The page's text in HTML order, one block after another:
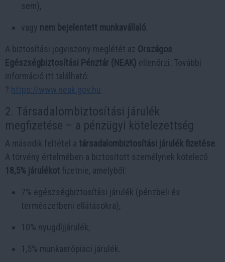
sem),
vagy nem bejelentett munkavállaló
A biztosítási jogviszony meglétét az Országos
Egészségbiztosítási Pénztár (NEAK) ellenőrzi. További
információ itt található:
? https://www.neak.gov.hu
2. Társadalombiztosítási járulék
megfizetése – a pénzügyi kötelezettség
A második feltétel a társadalombiztosítási járulék fizetése
A törvény értelmében a biztosított személynek kötelező
18,5% járulékot fizetnie, amelyből:
7% egészségbiztosítási járulék (pénzbeli és
természetbeni ellátásokra),
10% nyugdíjjárulék,
1,5% munkaerőpiaci járulék.